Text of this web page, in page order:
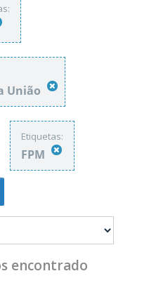
União
Etiquetas:
FPM
encontrado